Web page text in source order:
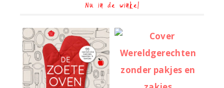
Nu in de winkel